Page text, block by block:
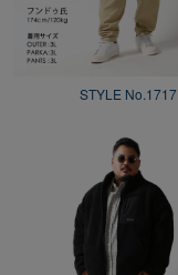
STYLE No.1717